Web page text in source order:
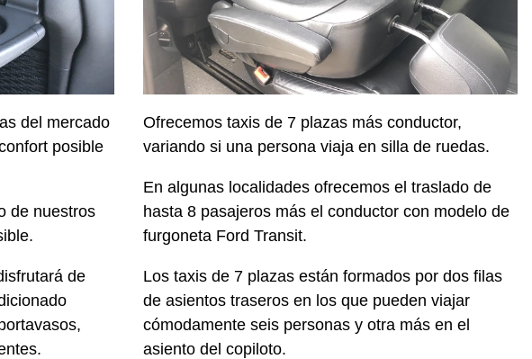
del mercado
posible
de nuestros
de
Ofrecemos taxis de 7 plazas más conductor,
variando si una persona viaja en silla de ruedas.
En algunas localidades ofrecemos el traslado de
hasta 8 pasajeros más el conductor con modelo de
furgoneta Ford Transit.
Los taxis de 7 plazas están formados por dos filas
de asientos traseros en los que pueden viajar
cómodamente seis personas y otra más en el
asiento del copiloto.